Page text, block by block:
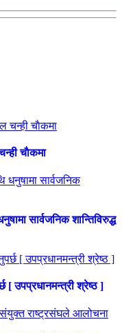
चाैकमा
सार्वजनिक शान्तिविरुद्ध
[ उपप्रधानमन्त्री श्रेष्ठ ]